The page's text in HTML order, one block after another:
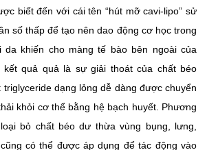
biết đến với cái tên “hút mỡ cavi-lipo” sử
số thấp để tạo nên dao động cơ học trong
khiến cho màng tế bào bên ngoài của
quả quả là sự giải thoát của chất béo
triglyceride dạng lỏng dễ dàng được chuyển
khỏi cơ thể bằng hệ bạch huyết. Phương
bỏ chất béo dư thừa vùng bụng, lưng,
có thể được áp dụng để tác động vào